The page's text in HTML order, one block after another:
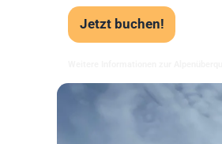
Jetzt buchen!